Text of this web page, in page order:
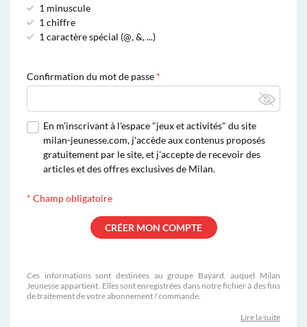
1 minuscule
1 chiffre
1 caractère spécial (@, &, ...)
Confirmation du mot de passe
En m'inscrivant à l'espace "jeux et activités" du site
milan-jeunesse.com, j'accède aux contenus proposés
gratuitement par le site, et j'accepte de recevoir des
articles et des offres exclusives de Milan.
* Champ obligatoire
Ces informations sont destinées au groupe Bayard, auquel Milan
Jeunesse appartient. Elles sont enregistrées dans notre fichier à des fins
de traitement de votre abonnement / commande.
Lire la suite